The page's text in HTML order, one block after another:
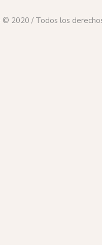
© 2020 / Todos los